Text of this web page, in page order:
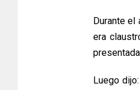
Durante el
era
Luego